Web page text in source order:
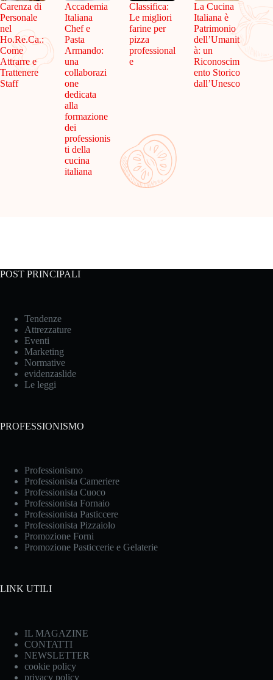
Carenza di
Personale
nel
Ho.Re.Ca.:
Come
Attrarre e
Trattenere
Staff
Accademia
Italiana
Chef e
Pasta
Armando:
una
collaborazi
one
dedicata
alla
formazione
dei
professionis
ti della
cucina
italiana
Classifica:
Le migliori
farine per
pizza
professional
e
La Cucina
Italiana è
Patrimonio
dell’Umanit
à: un
Riconoscim
ento Storico
dall’Unesco
POST PRINCIPALI
Tendenze
Attrezzature
Eventi
Marketing
Normative
evidenzaslide
Le leggi
PROFESSIONISMO
Professionismo
Professionista Cameriere
Professionista Cuoco
Professionista Fornaio
Professionista Pasticcere
Professionista Pizzaiolo
Promozione Forni
Promozione Pasticcerie e Gelaterie
LINK UTILI
IL MAGAZINE
CONTATTI
NEWSLETTER
cookie policy
privacy policy